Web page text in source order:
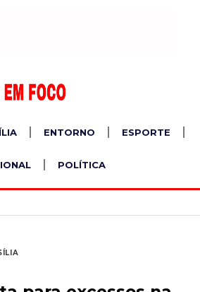
ENTORNO ESPORTE
POLÍTICA